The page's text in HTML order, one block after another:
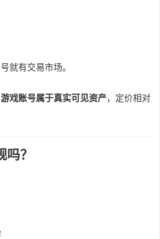
就有交易市场。
游戏账号属于真实可见资产，定价相对
？